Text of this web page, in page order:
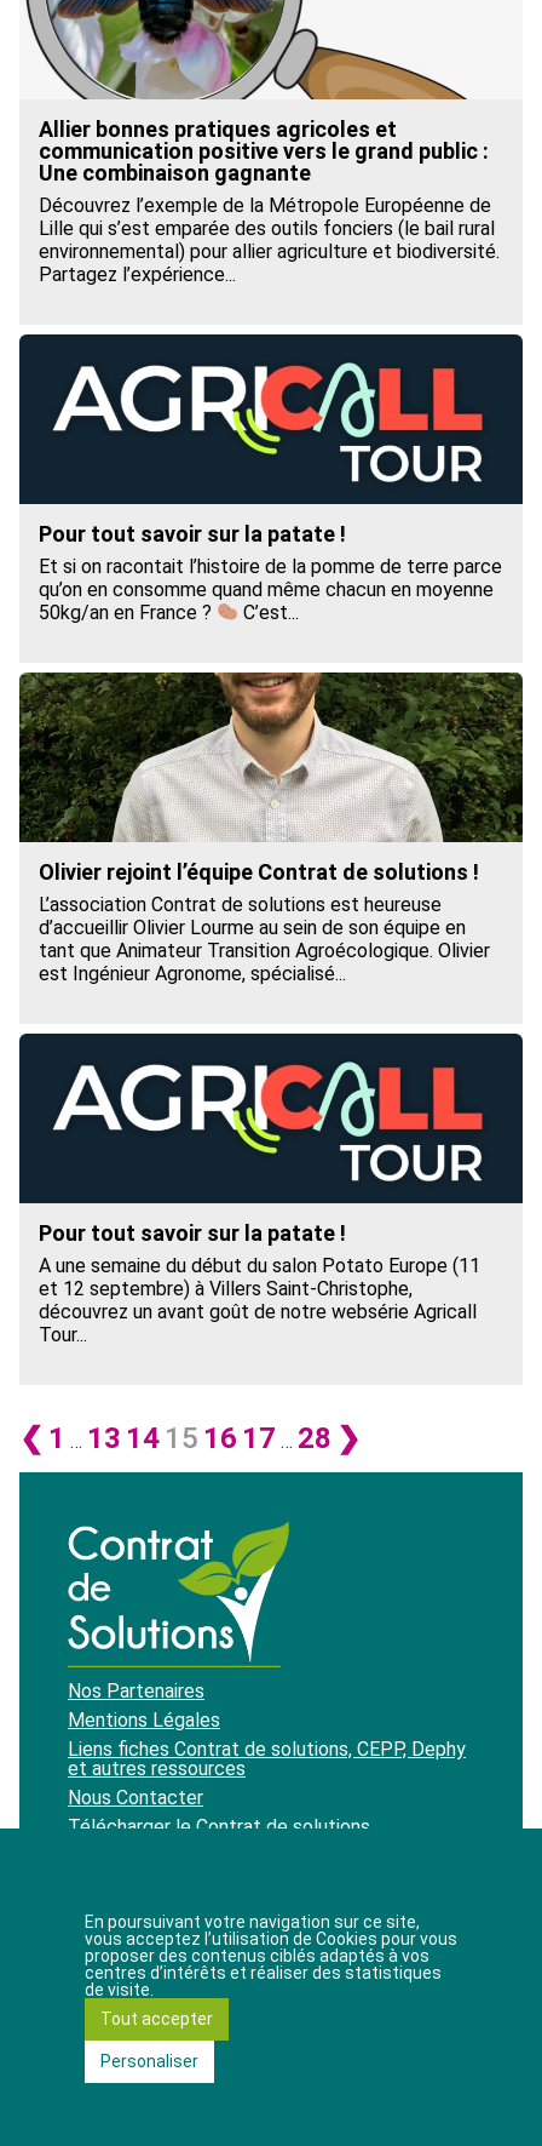
En poursuivant votre navigation sur ce site,
vous acceptez l’utilisation de Cookies pour vous
proposer des contenus ciblés adaptés à vos
centres d’intérêts et réaliser des statistiques
de visite.
Tout accepter
Personaliser
Allier bonnes pratiques agricoles et
communication positive vers le grand public :
Une combinaison gagnante
Découvrez l’exemple de la Métropole Européenne de
Lille qui s’est emparée des outils fonciers (le bail rural
environnemental) pour allier agriculture et biodiversité.
Partagez l’expérience...
Pour tout savoir sur la patate !
Et si on racontait l’histoire de la pomme de terre parce
qu’on en consomme quand même chacun en moyenne
50kg/an en France ?
C’est...
Olivier rejoint l’équipe Contrat de solutions !
L’association Contrat de solutions est heureuse
d’accueillir Olivier Lourme au sein de son équipe en
tant que Animateur Transition Agroécologique. Olivier
est Ingénieur Agronome, spécialisé...
Pour tout savoir sur la patate !
A une semaine du début du salon Potato Europe (11
et 12 septembre) à Villers Saint-Christophe,
découvrez un avant goût de notre websérie Agricall
Tour...
❮ 1 … 13 14 15 16 17 … 28 ❯
Nos Partenaires
Mentions Légales
Liens fiches Contrat de solutions, CEPP, Dephy
et autres ressources
Nous Contacter
Télécharger le Contrat de solutions
J'accepte de recevoir les newsletters du site.
11 rue de la baume
75008 Paris
© Contrat de Solutions 2019